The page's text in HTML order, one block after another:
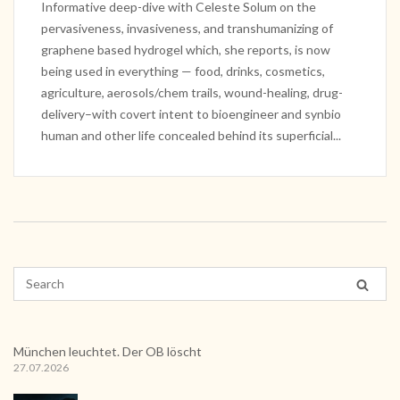
Informative deep-dive with Celeste Solum on the
pervasiveness, invasiveness, and transhumanizing of
graphene based hydrogel which, she reports, is now
being used in everything — food, drinks, cosmetics,
agriculture, aerosols/chem trails, wound-healing, drug-
delivery–with covert intent to bioengineer and synbio
human and other life concealed behind its superficial...
München leuchtet. Der OB löscht
27.07.2026